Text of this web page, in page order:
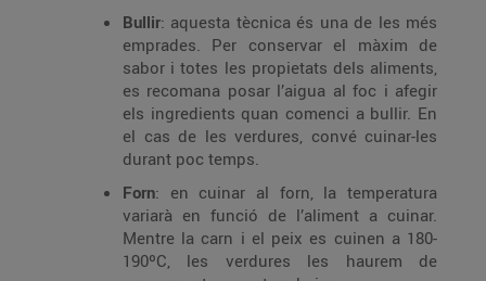
Bullir: aquesta tècnica és una de les més
emprades. Per conservar el màxim de
sabor i totes les propietats dels aliments,
es recomana posar l’aigua al foc i afegir
els ingredients quan comenci a bullir. En
el cas de les verdures, convé cuinar-les
durant poc temps.
Forn: en cuinar al forn, la temperatura
variarà en funció de l’aliment a cuinar.
Mentre la carn i el peix es cuinen a 180-
190ºC, les verdures les haurem de